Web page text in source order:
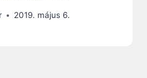
2019. május 6.